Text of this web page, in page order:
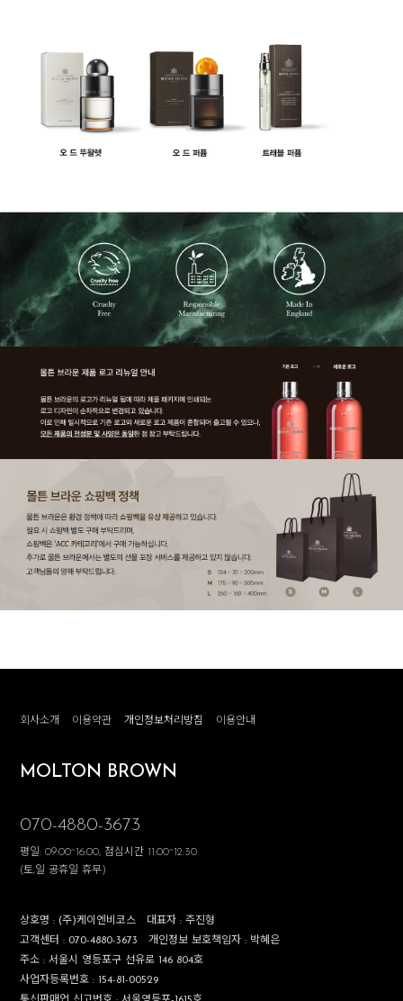
회사소개 이용약관 개인정보처리방침 이용안내
MOLTON BROWN
070-4880-3673
평일: 09:00~16:00, 점심시간 11:00~12:30
(토,일 공휴일 휴무)
상호명 :(주)케이엔비코스 대표자 :주진형
고객센터 : 070-4880-3673 개인정보 보호책임자 : 박혜은
주소 :서울시 영등포구 선유로 146 804호
사업자등록번호 : 154-81-00529